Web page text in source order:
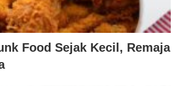
Food Sejak Kecil, Remaja